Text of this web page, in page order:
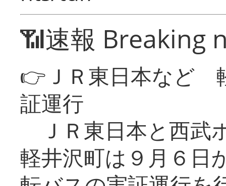
📶速報 Breaking
👉ＪＲ東日本など
証運行
ＪＲ東日本と西武
軽井沢町は９月６日